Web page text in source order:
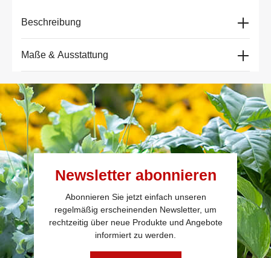
Beschreibung
Maße & Ausstattung
Newsletter abonnieren
Abonnieren Sie jetzt einfach unseren
regelmäßig erscheinenden Newsletter, um
rechtzeitig über neue Produkte und Angebote
informiert zu werden.